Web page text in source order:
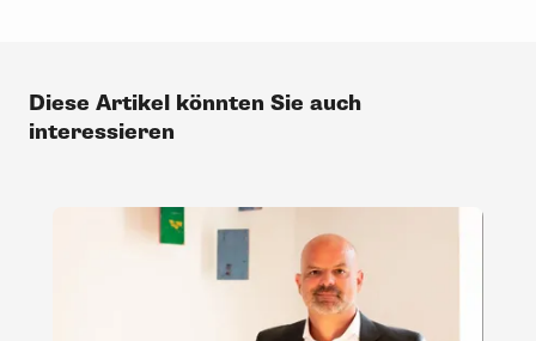
Diese Artikel könnten Sie auch
interessieren